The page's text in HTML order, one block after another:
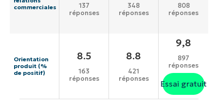
commerciales
137
réponses
348
réponses
808
réponses
Orientation
produit (%
de positif)
8.5
163
réponses
8.8
421
réponses
9,8
897
réponses
Essai gratuit